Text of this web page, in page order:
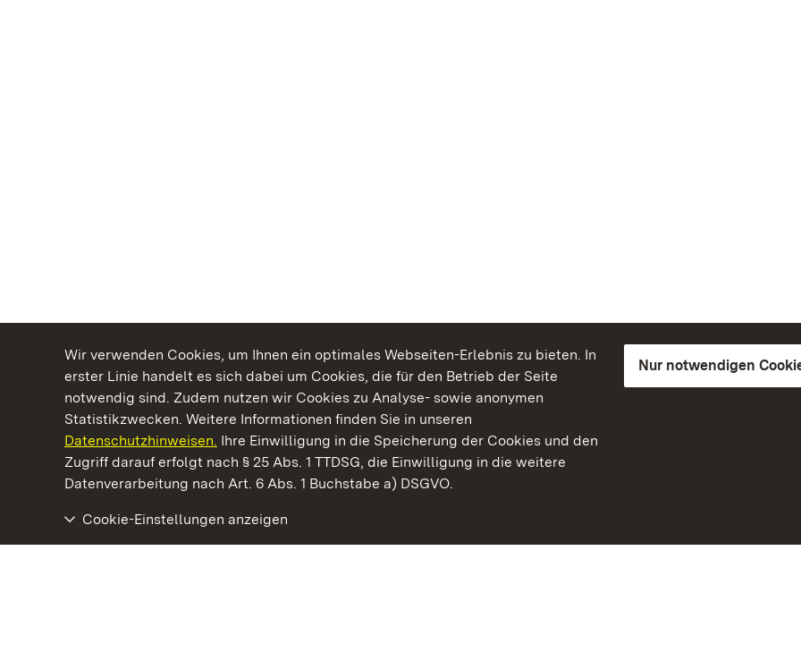
Wir verwenden Cookies, um Ihnen ein optimales Webseiten-Erlebnis zu bieten. In
erster Linie handelt es sich dabei um Cookies, die für den Betrieb der Seite
notwendig sind. Zudem nutzen wir Cookies zu Analyse- sowie anonymen
Statistikzwecken. Weitere Informationen finden Sie in unseren
Datenschutzhinweisen. Ihre Einwilligung in die Speicherung der Cookies und den
Zugriff darauf erfolgt nach § 25 Abs. 1 TTDSG, die Einwilligung in die weitere
Datenverarbeitung nach Art. 6 Abs. 1 Buchstabe a) DSGVO.
Nur notwendigen
Cookie-Einstellungen anzeigen
Kommen. Staunen. Genießen.